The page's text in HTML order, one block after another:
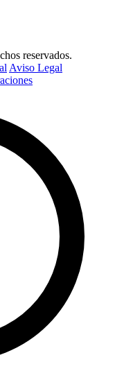
reservados.
Aviso Legal